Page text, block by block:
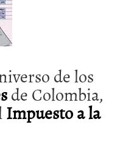
de los
de Colombia,
Impuesto a la